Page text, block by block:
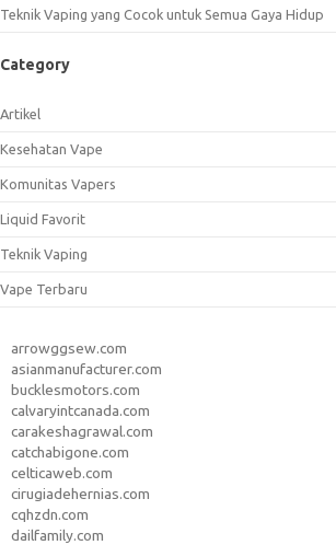
Teknik Vaping yang Cocok untuk Semua Gaya Hidup
Category
Artikel
Kesehatan Vape
Komunitas Vapers
Liquid Favorit
Teknik Vaping
Vape Terbaru
arrowggsew.com
asianmanufacturer.com
bucklesmotors.com
calvaryintcanada.com
carakeshagrawal.com
catchabigone.com
celticaweb.com
cirugiadehernias.com
cqhzdn.com
dailfamily.com